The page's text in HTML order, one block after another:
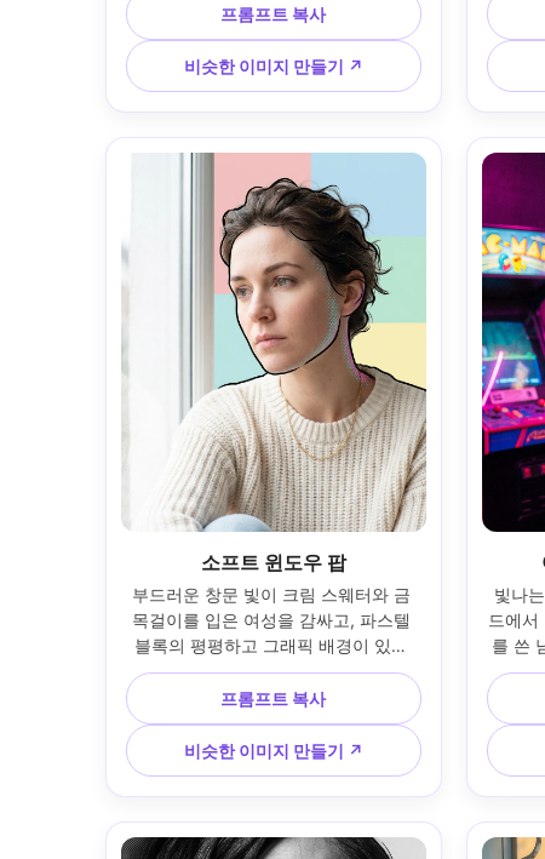
색 하이라이트를 캐스팅하는 네온 사
인; 50mm 렌즈 모습, 클로즈업 프레임;
팝 아트 컬러 차단, 대담한 잉크 윤곽선,
뺨에 미묘한 하프톤; 현실적인 피부, 깨
끗한 소음 제어, 선명한 초점, 고해상도
--ar 4:5
프롬프트 복사
비슷한 이미지 만들기 ↗
부정
팝 아
윤곽
인 피
소프트 윈도우 팝
부드러운 창문 빛이 크림 스웨터와 금
목걸이를 입은 여성을 감싸고, 파스텔
블록의 평평하고 그래픽 배경이 있는
밝은 창문 근처에 앉아 있습니다.
50mm 초상화 모습, 자연광 클로즈업
프레임; 머리카락과 턱선 주변에 팝 아
트 라인워크 악센트, 섀도우 측면에 미
묘한 하프톤; 현실적인 피부 질감, 깨끗
한 흰색, 고해상도 --ar 4:5
프롬프트 복사
비슷한 이미지 만들기 ↗
빛나
드에서
를 쓴
래에
라이
즈 모
는 팝
하프
테일,